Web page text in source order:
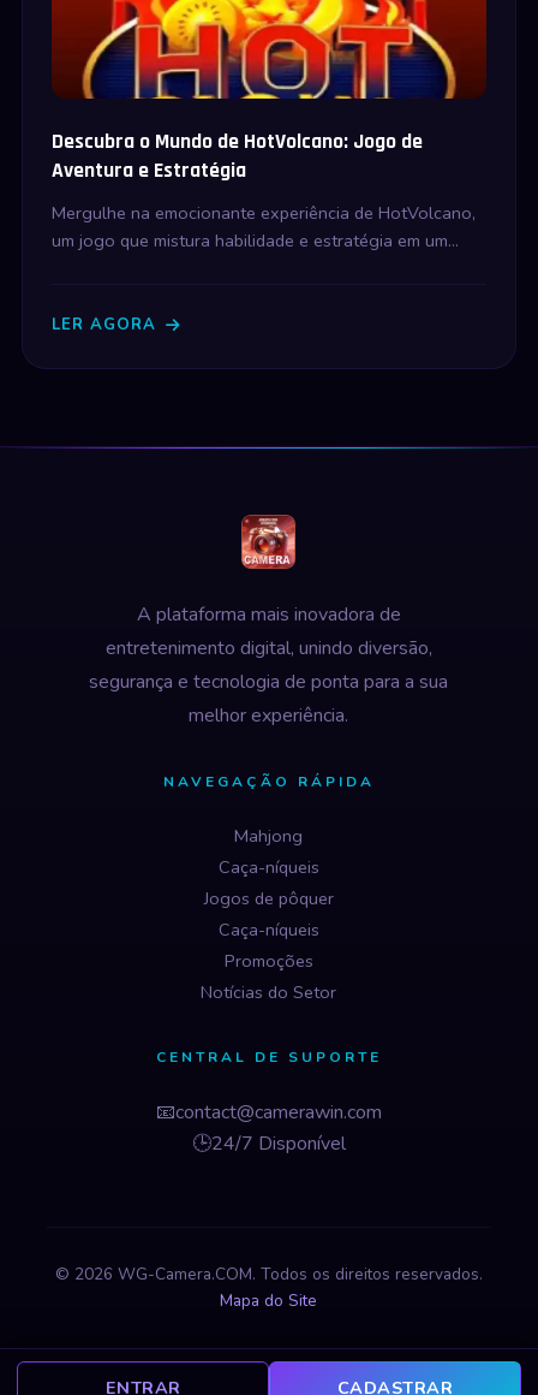
Descubra o Mundo de HotVolcano: Jogo de
Aventura e Estratégia
Mergulhe na emocionante experiência de HotVolcano,
um jogo que mistura habilidade e estratégia em um
LER AGORA
A plataforma mais inovadora de
entretenimento digital, unindo diversão,
segurança e tecnologia de ponta para a sua
melhor experiência.
NAVEGAÇÃO RÁPIDA
Mahjong
Caça-níqueis
Jogos de pôquer
Caça-níqueis
Promoções
Notícias do Setor
CENTRAL DE SUPORTE
📧contact@camerawin.com
🕒24/7 Disponível
© 2026 WG-Camera.COM. Todos os direitos reservados.
Mapa do Site
ENTRAR CADASTRAR